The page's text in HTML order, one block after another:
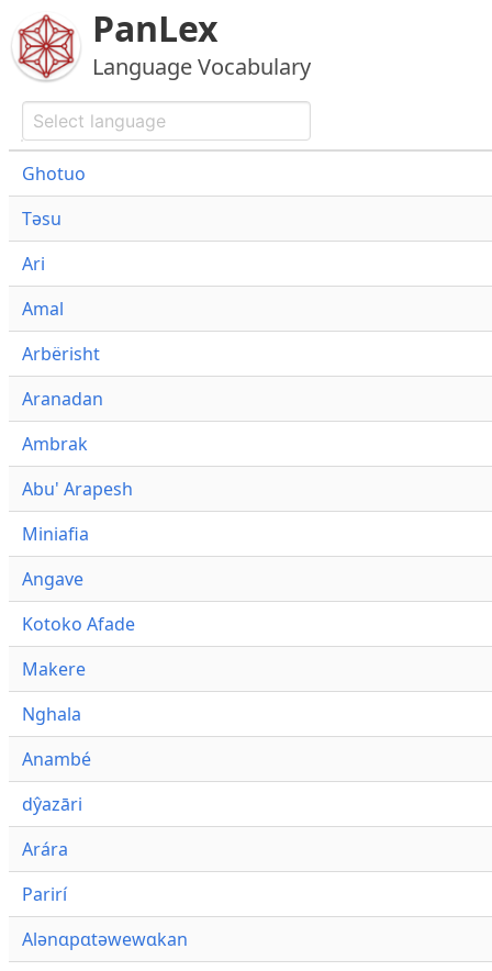
PanLex
Language Vocabulary
Ghotuo
Təsu
Ari
Amal
Arbërisht
Aranadan
Ambrak
Abu' Arapesh
Miniafia
Angave
Kotoko Afade
Makere
Nghala
Anambé
dŷazāri
Arára
Parirí
Alənɑpɑtəwewɑkan